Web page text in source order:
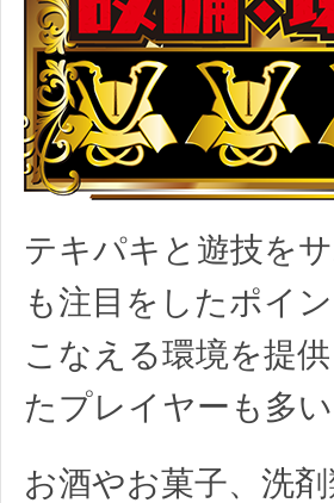
テキパキと遊技を
も注目をしたポイ
こなえる環境を提
たプレイヤーも多
お酒やお菓子、洗